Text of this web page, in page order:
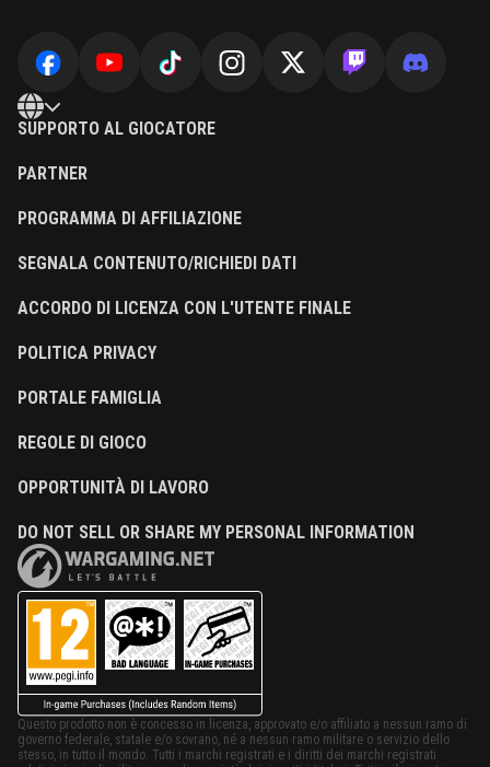
SUPPORTO AL GIOCATORE
PARTNER
PROGRAMMA DI AFFILIAZIONE
SEGNALA CONTENUTO/RICHIEDI DATI
ACCORDO DI LICENZA CON L'UTENTE FINALE
POLITICA PRIVACY
PORTALE FAMIGLIA
REGOLE DI GIOCO
OPPORTUNITÀ DI LAVORO
DO NOT SELL OR SHARE MY PERSONAL INFORMATION
Questo prodotto non è concesso in licenza, approvato e/o affiliato a nessun ramo di
governo federale, statale e/o sovrano, né a nessun ramo militare o servizio dello
stesso, in tutto il mondo. Tutti i marchi registrati e i diritti dei marchi registrati